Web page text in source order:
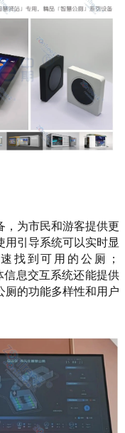
，为市民和游客提供更
引导系统可以实时显
找到可用的公厕；
信息交互系统还能提供
厕的功能多样性和用户